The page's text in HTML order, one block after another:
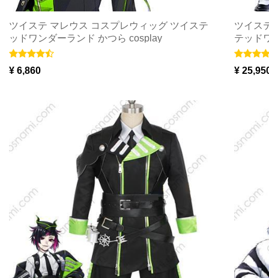
ツイステ マレウス コスプレウィッグ ツイステ
ッドワンダーランド かつら cosplay
¥ 6,860
ツイス
テッド
円）
¥